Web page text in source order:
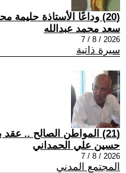
(20) وداعًا الأستاذة حليمة محمد عبدالله
سعد محمد عبدالله
2026 / 8 / 7
سيرة ذاتية
(21) المواطن الصالح .. عقد بين الدولة والإنسان
حسين علي الحمداني
2026 / 8 / 7
المجتمع المدني